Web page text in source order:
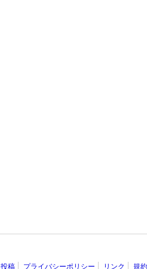
稿 プライバシーポリシー リンク 規約